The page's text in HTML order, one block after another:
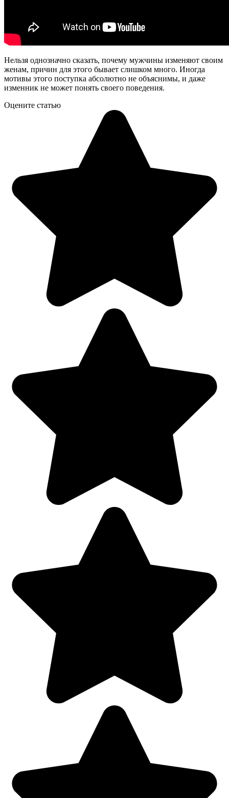
Нельзя однозначно сказать, почему мужчины изменяют своим
женам, причин для этого бывает слишком много. Иногда
мотивы этого поступка абсолютно не объяснимы, и даже
изменник не может понять своего поведения.
Оцените статью